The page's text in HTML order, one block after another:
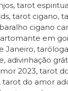
tarot
tarot cigano,
cigano
em
Janeiro,
adivinhação
2023, tarot
tarot do amor